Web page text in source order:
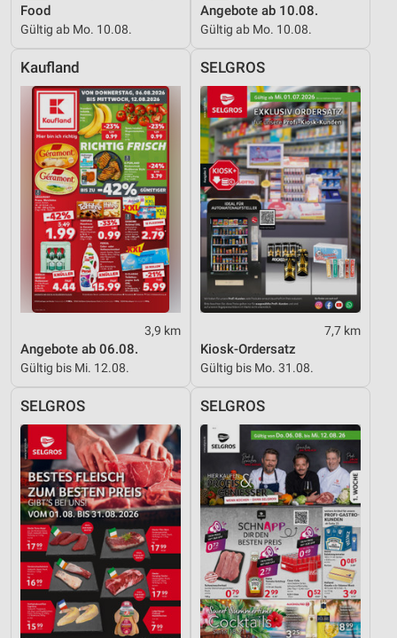
Food
Gültig ab Mo. 10.08.
Angebote ab 10.08.
Gültig ab Mo. 10.08.
Kaufland
3,9 km
Angebote ab 06.08.
Gültig bis Mi. 12.08.
SELGROS
7,7 km
Kiosk-Ordersatz
Gültig bis Mo. 31.08.
SELGROS SELGROS